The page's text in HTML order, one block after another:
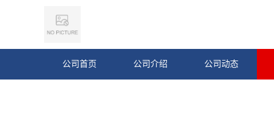
公司首页 公司介绍 公司动态